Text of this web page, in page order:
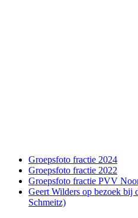
Groepsfoto fractie 2024
Groepsfoto fractie 2022
Groepsfoto fractie PVV
Geert Wilders op bezoek
Schmeitz)